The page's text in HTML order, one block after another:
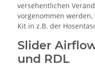
versehentlichen
vorgenommen
Kit in z.B. der
Slider
und RDL